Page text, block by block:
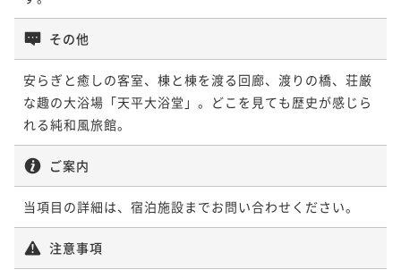
その他
安らぎと癒しの客室、棟と棟を渡る回廊、渡りの橋、荘厳
な趣の大浴場「天平大浴堂」。どこを見ても歴史が感じら
れる純和風旅館。
ご案内
当項目の詳細は、宿泊施設までお問い合わせください。
注意事項